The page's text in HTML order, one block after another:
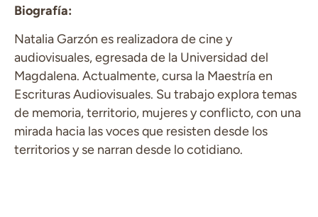
Biografía:
Natalia Garzón es realizadora de cine y
audiovisuales, egresada de la Universidad del
Magdalena. Actualmente, cursa la Maestría en
Escrituras Audiovisuales. Su trabajo explora temas
de memoria, territorio, mujeres y conflicto, con una
mirada hacia las voces que resisten desde los
territorios y se narran desde lo cotidiano.